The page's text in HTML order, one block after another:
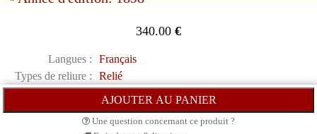
340.00 €
Langues :
Français
Types de reliure :
Relié
Une question concernant ce produit ?